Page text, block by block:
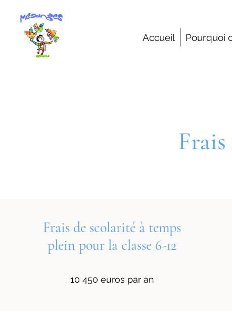
Accueil Pourquoi
Frais de scolarité à temps
plein pour la classe 6-12
10 450 euros par an